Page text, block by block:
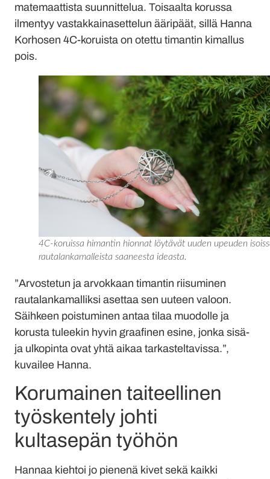
matemaattista suunnittelua. Toisaalta korussa
ilmentyy vastakkainasettelun ääripäät, sillä Hanna
Korhosen 4C-koruista on otettu timantin kimallus
pois.
4C-koruissa himantin hionnat löytävät uuden upeuden
rautalankamalleista saaneesta ideasta.
”Arvostetun ja arvokkaan timantin riisuminen
rautalankamalliksi asettaa sen uuteen valoon.
Säihkeen poistuminen antaa tilaa muodolle ja
korusta tuleekin hyvin graafinen esine, jonka sisä-
ja ulkopinta ovat yhtä aikaa tarkasteltavissa.”,
kuvailee Hanna.
Korumainen taiteellinen
työskentely johti
kultasepän työhön
Hannaa kiehtoi jo pienenä kivet sekä kaikki